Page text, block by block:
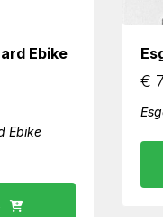
Ebike
Ebike
€